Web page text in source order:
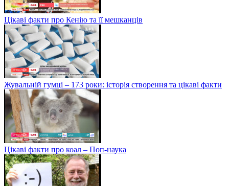
Цікаві факти про Кенію та її мешканців
Жувальній гумці – 173 роки: історія створення та цікаві факти
Цікаві факти про коал – Поп-наука